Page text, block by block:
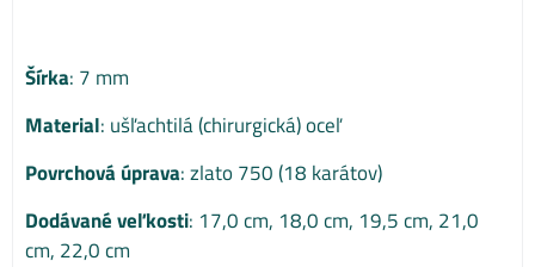
Šírka: 7 mm
Material: ušľachtilá (chirurgická) oceľ
Povrchová úprava: zlato 750 (18 karátov)
Dodávané veľkosti: 17,0 cm, 18,0 cm, 19,5 cm, 21,0
cm, 22,0 cm